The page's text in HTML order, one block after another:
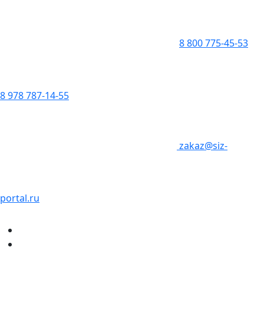
8 800 775-45-53
8 978 787-14-55
zakaz@siz-
portal.ru